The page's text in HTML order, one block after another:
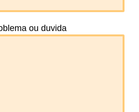
ou duvida